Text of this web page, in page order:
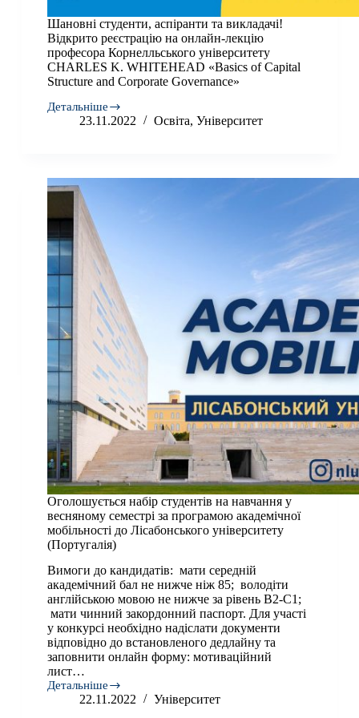
Шановні студенти, аспіранти та викладачі!
Відкрито реєстрацію на онлайн-лекцію
професора Корнелльського університету
CHARLES K. WHITEHEAD «Basics of Capital
Structure and Corporate Governance»
Детальніше
Шановні
студенти,
Відкрито
реєстрацію
онлайн-
лекцію
професора
Корнелльського
університету
CHARLES
K.
WHITEHEAD
«Basics
of
Structure
and
Corporate
Governance»
23.11.2022 Освіта, Університет
Оголошується набір студентів на навчання у
весняному семестрі за програмою академічної
мобільності до Лісабонського університету
(Португалія)
Вимоги до кандидатів: мати середній
академічний бал не нижче ніж 85; володіти
англійською мовою не нижче за рівень В2-С1;
мати чинний закордонний паспорт. Для участі
у конкурсі необхідно надіслати документи
відповідно до встановленого дедлайну та
заповнити онлайн форму: мотиваційний
лист…
Детальніше
Оголошується
22.11.2022 Університет